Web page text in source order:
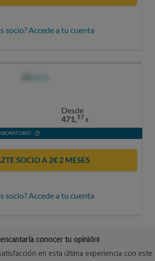
socio? Accede a tu cuenta
Desde
471,57 €
SOCIO A 2€ 2 MESES
socio? Accede a tu cuenta